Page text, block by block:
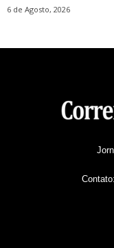
6 de Agosto, 2026
Contato: